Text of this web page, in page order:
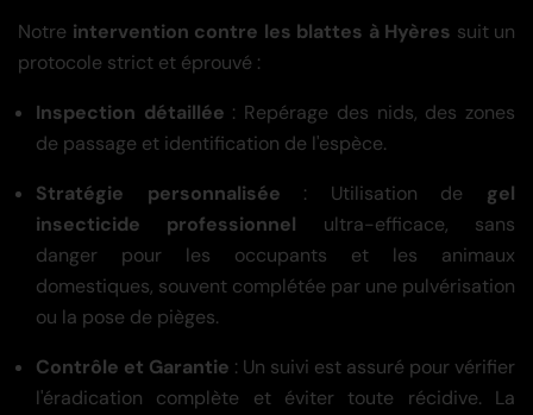
Notre intervention contre les blattes à Hyères suit un
protocole strict et éprouvé :
Inspection détaillée : Repérage des nids, des zones
de passage et identification de l'espèce.
Stratégie personnalisée : Utilisation de gel
insecticide professionnel ultra-efficace, sans
danger pour les occupants et les animaux
domestiques, souvent complétée par une pulvérisation
ou la pose de pièges.
Contrôle et Garantie : Un suivi est assuré pour vérifier
l'éradication complète et éviter toute récidive. La